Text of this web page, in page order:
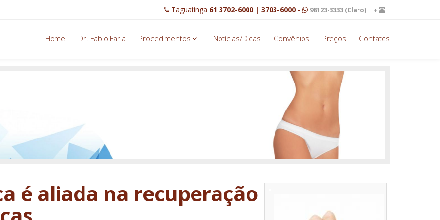
Taguatinga 61 3702-6000 | 3703-6000 - 98123-3333 (Claro) +
Home Dr. Fabio Faria Procedimentos Notícias/Dicas Convênios Preços Contatos
é aliada na recuperação